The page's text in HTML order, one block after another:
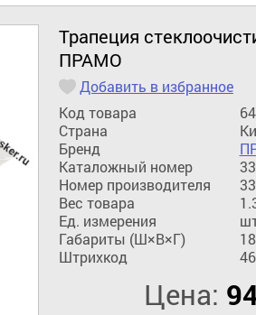
Трапеция
ПРАМО
Добавить в избранное
Код товара
Страна
Бренд
Каталожный номер
Номер производителя
Вес товара
Ед. измерения
Габариты (Ш×В×Г)
Штрихкод
Цена: